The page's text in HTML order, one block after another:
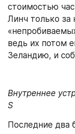
стоимостью
Линч только за
ведь их потом
Зеландию, и
Внутреннее
S
Последние два